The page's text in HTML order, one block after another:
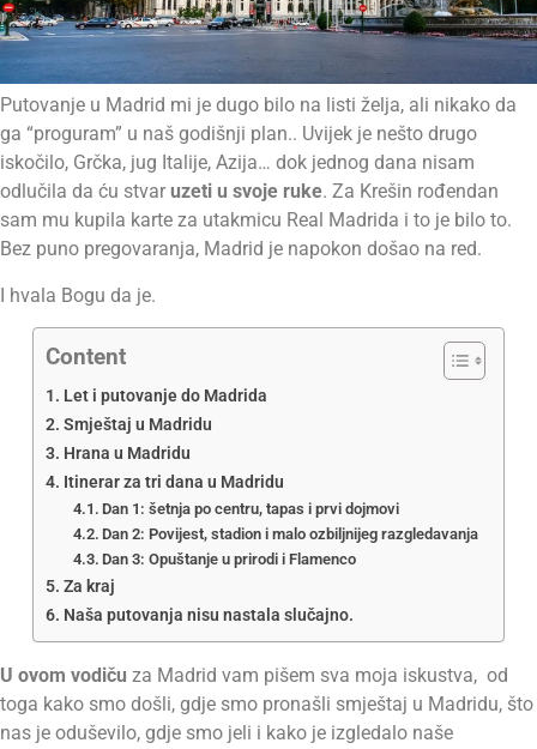
Putovanje u Madrid mi je dugo bilo na listi želja, ali nikako da
ga “proguram” u naš godišnji plan.. Uvijek je nešto drugo
iskočilo, Grčka, jug Italije, Azija… dok jednog dana nisam
odlučila da ću stvar uzeti u svoje ruke. Za Krešin rođendan
sam mu kupila karte za utakmicu Real Madrida i to je bilo to.
Bez puno pregovaranja, Madrid je napokon došao na red.
I hvala Bogu da je.
Content
Let i putovanje do Madrida
Smještaj u Madridu
Hrana u Madridu
Itinerar za tri dana u Madridu
Dan 1: šetnja po centru, tapas i prvi dojmovi
Dan 2: Povijest, stadion i malo ozbiljnijeg razgledavanja
Dan 3: Opuštanje u prirodi i Flamenco
Za kraj
Naša putovanja nisu nastala slučajno.
U ovom vodiču za Madrid vam pišem sva moja iskustva, od
toga kako smo došli, gdje smo pronašli smještaj u Madridu, što
nas je oduševilo, gdje smo jeli i kako je izgledalo naše